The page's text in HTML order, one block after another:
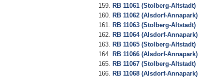
RB 11061 (Stolberg-Altstadt)
RB 11062 (Alsdorf-Annapark)
RB 11063 (Stolberg-Altstadt)
RB 11064 (Alsdorf-Annapark)
RB 11065 (Stolberg-Altstadt)
RB 11066 (Alsdorf-Annapark)
RB 11067 (Stolberg-Altstadt)
RB 11068 (Alsdorf-Annapark)